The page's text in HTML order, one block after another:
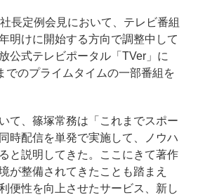
長定例会見において、テレビ番組
明けに開始する方向で調整中して
公式テレビポータル「TVer」に
でのプライムタイムの一部番組を
て、篠塚常務は「これまでスポー
時配信を単発で実施して、ノウハ
と説明してきた。ここにきて著作
が整備されてきたことも踏まえ
便性を向上させたサービス、新し